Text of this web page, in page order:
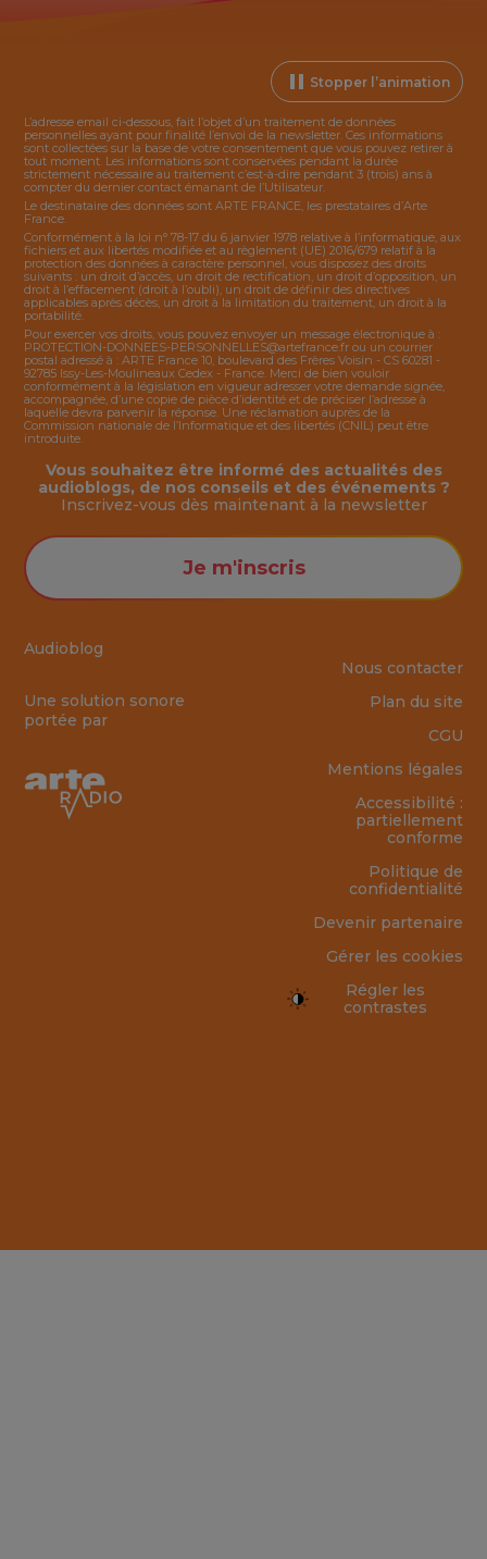
Stopper l’animation
L’adresse email ci-dessous, fait l’objet d’un traitement de données
personnelles ayant pour finalité l’envoi de la newsletter. Ces informations
sont collectées sur la base de votre consentement que vous pouvez retirer à
tout moment. Les informations sont conservées pendant la durée
strictement nécessaire au traitement c’est-à-dire pendant 3 (trois) ans à
compter du dernier contact émanant de l’Utilisateur.
Le destinataire des données sont ARTE FRANCE, les prestataires d’Arte
France.
Conformément à la loi n° 78-17 du 6 janvier 1978 relative à l’informatique, aux
fichiers et aux libertés modifiée et au règlement (UE) 2016/679 relatif à la
protection des données à caractère personnel, vous disposez des droits
suivants : un droit d’accès, un droit de rectification, un droit d’opposition, un
droit à l’effacement (droit à l’oubli), un droit de définir des directives
applicables après décès, un droit à la limitation du traitement, un droit à la
portabilité.
Pour exercer vos droits, vous pouvez envoyer un message électronique à :
PROTECTION-DONNEES-PERSONNELLES@artefrance.fr ou un courrier
postal adressé à : ARTE France 10, boulevard des Frères Voisin - CS 60281 -
92785 Issy-Les-Moulineaux Cedex - France. Merci de bien vouloir
conformément à la législation en vigueur adresser votre demande signée,
accompagnée, d’une copie de pièce d’identité et de préciser l’adresse à
laquelle devra parvenir la réponse. Une réclamation auprès de la
Commission nationale de l’Informatique et des libertés (CNIL) peut être
introduite.
Audioblog
Une solution sonore
portée par
Vous souhaitez être informé des actualités des
audioblogs, de nos conseils et des événements ?
Inscrivez-vous dès maintenant à la newsletter
Je m'inscris
Nous contacter
Plan du site
CGU
Mentions légales
Accessibilité :
partiellement
conforme
Politique de
confidentialité
Devenir partenaire
Gérer les cookies
Régler les
contrastes